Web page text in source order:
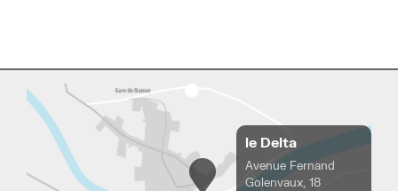
le Delta
Avenue Fernand
Golenvaux, 18